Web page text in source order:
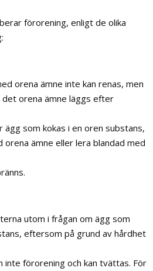
förorening, enligt de olika
orena ämne inte kan renas, men
orena ämne läggs efter
ägg som kokas i en oren substans,
orena ämne eller lera blandad med
utom i frågan om ägg som
eftersom på grund av hårdhet
inte förorening och kan tvättas. För